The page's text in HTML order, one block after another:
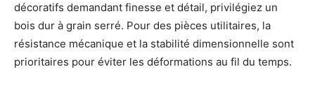
décoratifs demandant finesse et détail, privilégiez un
bois dur à grain serré. Pour des pièces utilitaires, la
résistance mécanique et la stabilité dimensionnelle sont
prioritaires pour éviter les déformations au fil du temps.